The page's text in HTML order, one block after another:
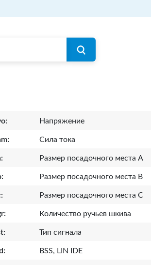
Напряжение
Сила тока
Размер посадочного места A
Размер посадочного места B
Размер посадочного места C
Количество ручьев шкива
Тип сигнала
BSS, LIN IDE